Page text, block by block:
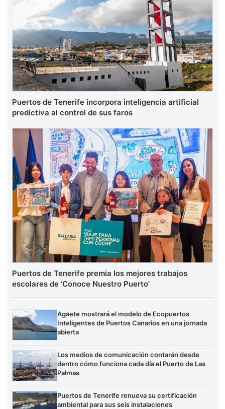
Puertos de Tenerife incorpora inteligencia artificial
predictiva al control de sus faros
Puertos de Tenerife premia los mejores trabajos
escolares de ‘Conoce Nuestro Puerto’
Agaete mostrará el modelo de Ecopuertos
Inteligentes de Puertos Canarios en una jornada
abierta
Los medios de comunicación contarán desde
dentro cómo funciona cada día el Puerto de Las
Palmas
Puertos de Tenerife renueva su certificación
ambiental para sus seis instalaciones